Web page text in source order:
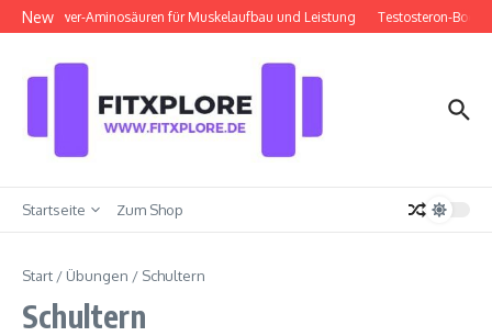
Zum Inhalt springen
New
Die Power-Aminosäuren für Muskelaufbau und Leistung Testosteron-
Startseite Zum Shop
Start / Übungen / Schultern
Schultern